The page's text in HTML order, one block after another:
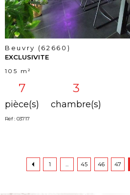
Beuvry (62660)
EXCLUSIVITE
105 m²
7
pièce(s)
3
chambre(s)
Réf : 03717
1 ... 45 46 47